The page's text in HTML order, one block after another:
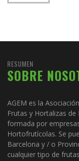
RESUMEN
SOBRE
AGEM es la
Frutas y Hortalizas
formada por
Hortofrutícolas. Se
Barcelona y / o
cualquier tipo de